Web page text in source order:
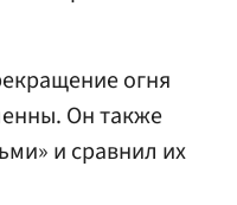
огня
Он также
и сравнил их